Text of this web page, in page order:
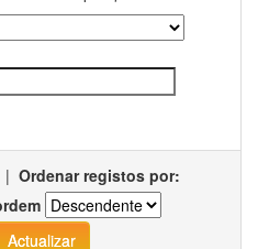
| Ordenar registos por: